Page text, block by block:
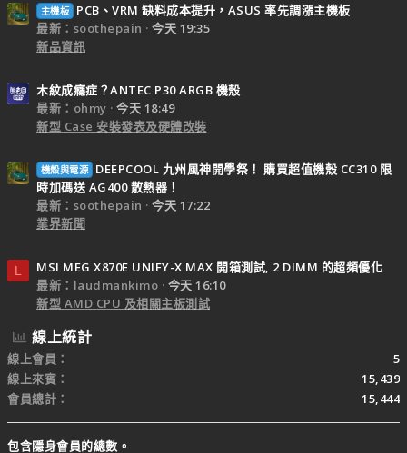
主機板
PCB、VRM 缺料成本提升，ASUS 率先調漲主機板
最新：soothepain
今天 19:35
新品資訊
木紋成癮症？ANTEC P30 ARGB 機殼
最新：ohmy
今天 18:49
新型 Case 安裝發表及硬體改裝
機殼與電源
DEEPCOOL 九州風神開學祭！ 購買超值機殼 CC310 限
時加碼送 AG400 散熱器！
最新：soothepain
今天 17:22
業界新聞
L
MSI MEG X870E UNIFY-X MAX 開箱測試, 2 DIMM 的超頻優化
最新：laudmankimo
今天 16:10
新型 AMD CPU 及相關主板測試
線上統計
線上會員
5
線上來賓
15,439
會員總計
15,444
包含隱身會員的總數。